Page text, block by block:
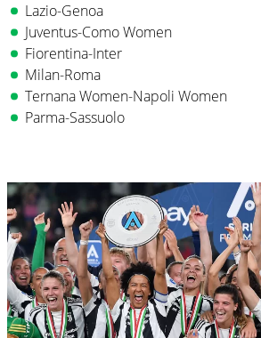
Lazio-Genoa
Juventus-Como Women
Fiorentina-Inter
Milan-Roma
Ternana Women-Napoli Women
Parma-Sassuolo